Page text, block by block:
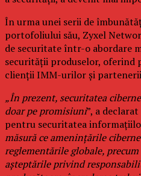
În urma unei serii de
portofoliului său, Zyxel
de securitate într-o abordare
securității produselor,
clienții IMM-urilor și partenerii
„În prezent, securitatea
doar pe promisiuni”, a
pentru securitatea
măsură ce amenințările
reglementările globale,
așteptările privind